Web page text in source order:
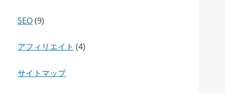
SEO(9)
アフィリエイト (4)
サイトマップ